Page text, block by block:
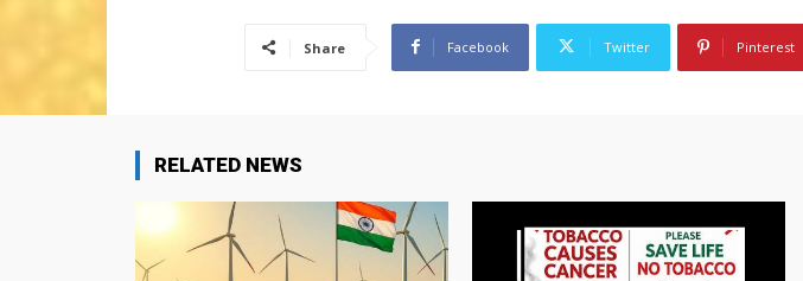
Share Facebook Twitter Pinterest
RELATED NEWS